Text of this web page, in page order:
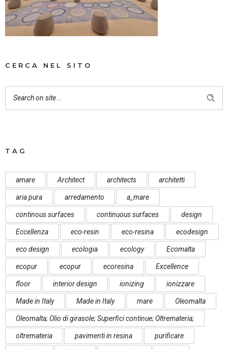
CERCA NEL SITO
TAG
amare Architect architects architetti
aria pura arredamento a_mare
continous surfaces continuous surfaces design
Eccellenza eco-resin eco-resina ecodesign
eco design ecologia ecology Ecomalta
ecopur ecopur ecoresina Excellence
floor interior design ionizing ionizzare
Made in Italy Made in Italy mare Oleomalta
Oleomalta; Olio di girasole; Superfici continue; Oltremateria;
oltremateria pavimenti in resina purificare